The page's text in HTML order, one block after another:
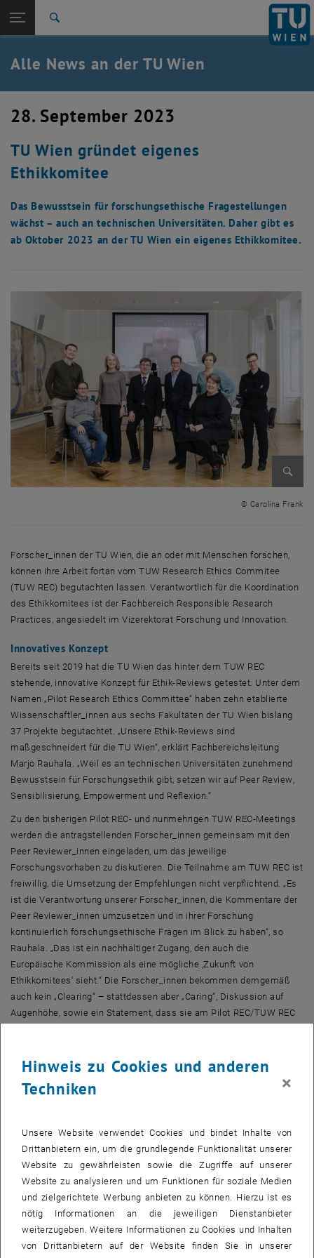
TU Login
Quicklinks
Quicklinks-Menü umschalten
Studium
Karriere
Zurück: Subseiten von TU Wien Startseite auflisten
Zurück zur letzten Ebene:
TU Wien Startseite
Übersicht
Alle News an der TU Wien
28. September 2023
TU Wien gründet eigenes
Ethikkomitee
Das Bewusstsein für forschungsethische Fragestellungen
wächst – auch an technischen Universitäten. Daher gibt es
ab Oktober 2023 an der TU Wien ein eigenes Ethikkomitee.
© Carolina Frank
Forscher_innen der TU Wien, die an oder mit Menschen forschen,
können ihre Arbeit fortan vom TUW Research Ethics Commitee
(TUW REC) begutachten lassen. Verantwortlich für die Koordination
des Ethikkomitees ist der Fachbereich Responsible Research
Practices , angesiedelt im Vizerektorat Forschung und Innovation.
Innovatives Konzept
Bereits seit 2019 hat die TU Wien das hinter dem TUW REC
stehende, innovative Konzept für Ethik-Reviews getestet. Unter dem
Namen „ Pilot Research Ethics Committee“ haben zehn etablierte
Wissenschaftler_innen aus sechs Fakultäten der TU Wien bislang
37 Projekte begutachtet. „Unsere Ethik-Reviews sind
maßgeschneidert für die TU Wien“, erklärt Fachbereichsleitung
Marjo Rauhala. „Weil es an technischen Universitäten zunehmend
Bewusstsein für Forschungsethik gibt, setzen wir auf Peer Review
Sensibilisierung, Empowerment und Reflexion.“
Zu den bisherigen Pilot REC- und nunmehrigen TUW REC-Meetings
werden die antragstellenden Forscher_innen gemeinsam mit den
Peer Reviewer _innen eingeladen, um das jeweilige
Forschungsvorhaben zu diskutieren. Die Teilnahme am TUW REC ist
freiwillig, die Umsetzung der Empfehlungen nicht verpflichtend. „Es
ist die Verantwortung unserer Forscher_innen, die Kommentare der
Peer Reviewer _innen umzusetzen und in ihrer Forschung
kontinuierlich forschungsethische Fragen im Blick zu haben“, so
Rauhala. „Das ist ein nachhaltiger Zugang, den auch die
Europäische Kommission als eine mögliche ‚Zukunft von
Ethikkomitees‘ sieht.“ Die Forscher_innen bekommen demgemäß
auch kein „ Clearing“ – stattdessen aber „ Caring“, Diskussion auf
Augenhöhe, sowie ein Statement, dass sie am Pilot REC/TUW REC
eingereicht werden.
„Ich freue mich sehr, dass ich in meiner Zeit als Vizerektor das TUW
Forschung und Innovation.
Keinen Schaden zufügen
Anders als in der klinischen Forschung ist eine forschungsethische
Begutachtung für Studien, die mit sozialwissenschaftlichen
Methoden arbeiten, nicht verpflichtend. Weil aber auch in den
Technik-/Ingenieurswissenschaften mit Menschen geforscht wird,
ist es für eine verantwortungsvolle Universität unabdingbar, sich mit
Hinweis zu Cookies und anderen
Techniken
×
Unsere Website verwendet Cookies und bindet Inhalte von
Drittanbietern ein, um die grundlegende Funktionalität unserer
Website zu gewährleisten sowie die Zugriffe auf unserer
Website zu analysieren und um Funktionen für soziale Medien
und zielgerichtete Werbung anbieten zu können. Hierzu ist es
nötig Informationen an die jeweiligen Dienstanbieter
weiterzugeben. Weitere Informationen zu Cookies und Inhalten
von Drittanbietern auf der Website finden Sie in unserer